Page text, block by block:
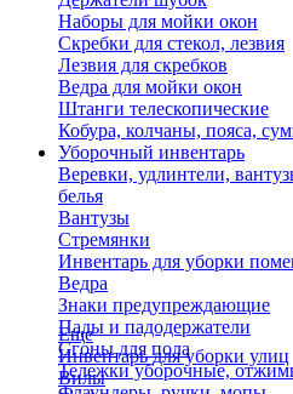
Наборы для мойки окон
Скребки для стекол, лезвия
Лезвия для скребков
Ведра для мойки окон
Штанги телескопические
Кобура, колчаны, пояса,
Уборочный инвентарь
Веревки, удлинтели,
белья
Вантузы
Стремянки
Инвентарь для уборки
Ведра
Знаки предупреждающие
Пады и падодержатели
Сгоны для пола
Тележки уборочные,
Еще
Инвентарь для уборки улиц
Вилы